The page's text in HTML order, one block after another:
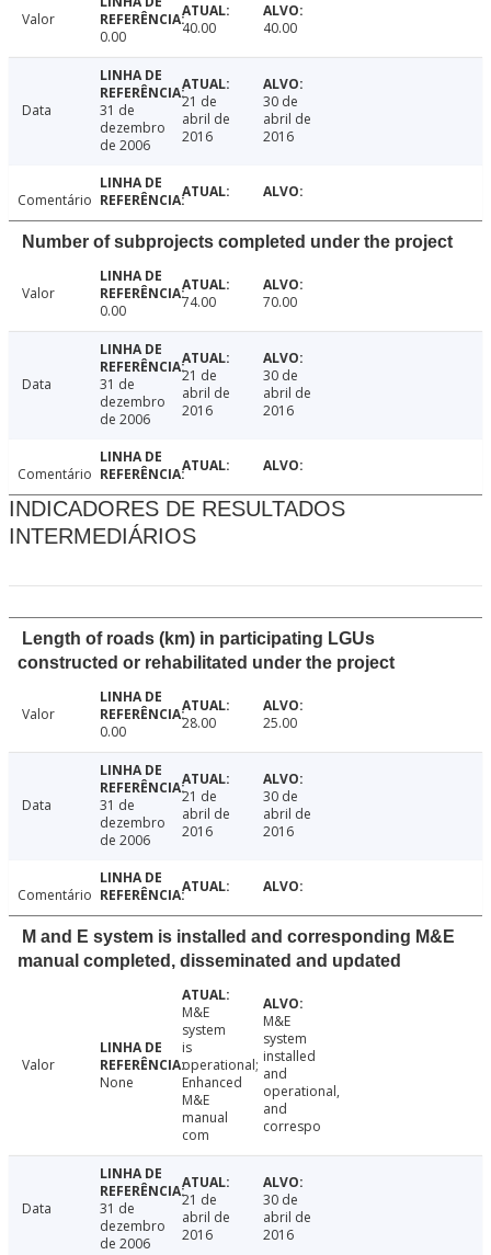
Valor
0.00
40.00 40.00
Data
31 de
dezembro
de 2006
21 de
abril de
2016
30 de
abril de
2016
Comentário
Number of subprojects completed under the project
Valor
0.00
74.00 70.00
Data
31 de
dezembro
de 2006
21 de
abril de
2016
30 de
abril de
2016
Comentário
INDICADORES DE RESULTADOS
INTERMEDIÁRIOS
Length of roads (km) in participating LGUs
constructed or rehabilitated under the project
Valor
0.00
28.00 25.00
Data
31 de
dezembro
de 2006
21 de
abril de
2016
30 de
abril de
2016
Comentário
M and E system is installed and corresponding M&E
manual completed, disseminated and updated
Valor
None
M&E
system
is
operational;
Enhanced
M&E
manual
com
M&E
system
installed
and
operational,
and
correspo
Data
31 de
dezembro
de 2006
21 de
abril de
2016
30 de
abril de
2016